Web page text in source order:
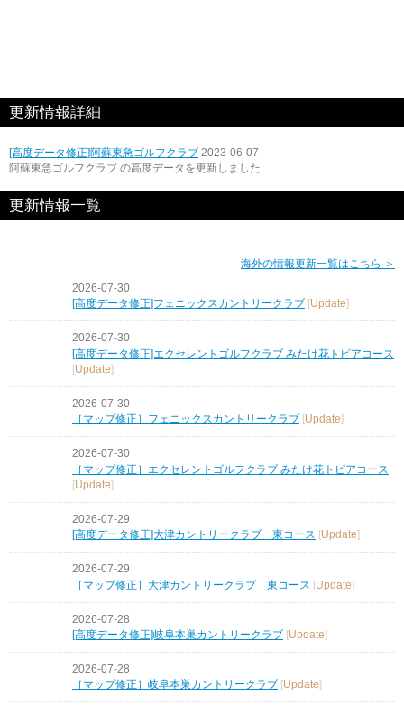
更新情報詳細
[高度データ修正]阿蘇東急ゴルフクラブ 2023-06-07
阿蘇東急ゴルフクラブ の高度データを更新しました
更新情報一覧
海外の情報更新一覧はこちら ＞
2026-07-30
[高度データ修正]フェニックスカントリークラブ
Update
2026-07-30
[高度データ修正]エクセレントゴルフクラブ みたけ花トピアコース
[Update]
2026-07-30
［マップ修正］フェニックスカントリークラブ [Update]
2026-07-30
［マップ修正］エクセレントゴルフクラブ みたけ花トピアコース
[Update]
2026-07-29
[高度データ修正]大津カントリークラブ 東コース [Update]
2026-07-29
［マップ修正］大津カントリークラブ 東コース [Update]
2026-07-28
[高度データ修正]岐阜本巣カントリークラブ [Update]
2026-07-28
［マップ修正］岐阜本巣カントリークラブ
Update